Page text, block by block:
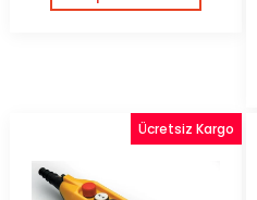
Ücretsiz Kargo